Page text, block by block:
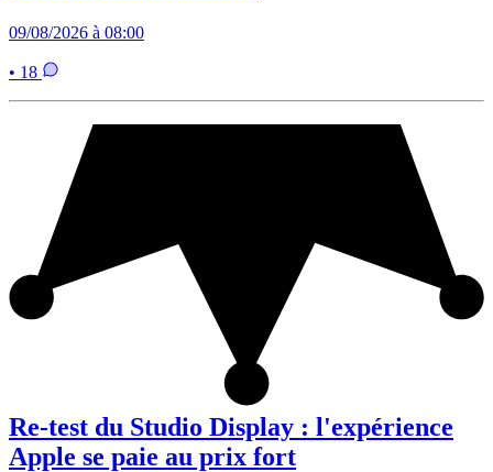
09/08/2026 à 08:00
• 18
Re-test du Studio Display : l'expérience
Apple se paie au prix fort